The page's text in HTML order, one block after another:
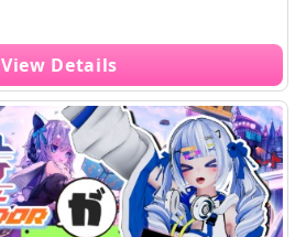
View Details